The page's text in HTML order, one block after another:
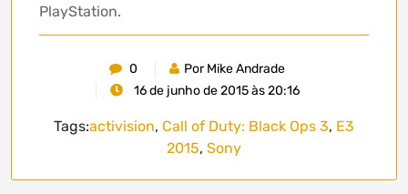
PlayStation.
0
Por Mike Andrade
16 de junho de 2015 às 20:16
Tags:activision, Call of Duty: Black Ops 3, E3
2015, Sony